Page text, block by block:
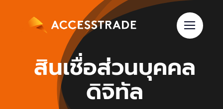
สินเชื่อส่วนบุคคล
ดิจิทัล